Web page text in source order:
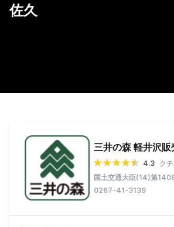
佐久
三井の森 軽井沢
4.3 ク
国土交通大臣(14)第
0267-41-3139